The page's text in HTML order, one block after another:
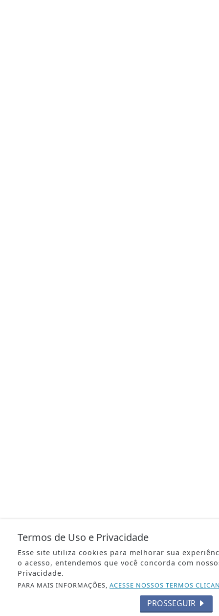
Termos de Uso e Privacidade
Esse site utiliza cookies para melhorar sua
o acesso, entendemos que você concorda com
Privacidade.
PARA MAIS INFORMAÇÕES, ACESSE NOSSOS TERMOS
PROSSEGUIR